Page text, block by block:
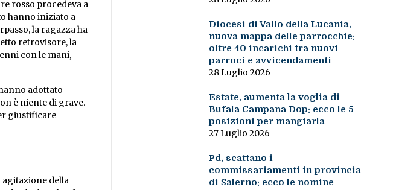
rosso procedeva a
hanno iniziato a
la ragazza ha
retrovisore, la
con le mani,
adottato
è niente di grave.
giustificare
della
Diocesi di Vallo della Lucania,
nuova mappa delle parrocchie:
oltre 40 incarichi tra nuovi
parroci e avvicendamenti
28 Luglio 2026
Estate, aumenta la voglia di
Bufala Campana Dop: ecco le 5
posizioni per mangiarla
27 Luglio 2026
Pd, scattano i
commissariamenti in provincia
di Salerno: ecco le nomine